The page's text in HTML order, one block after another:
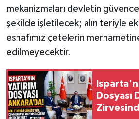
mekanizmaları devletin
şekilde işletilecek; alın teriyle
esnafımız çetelerin
edilmeyecektir.
Dosyası